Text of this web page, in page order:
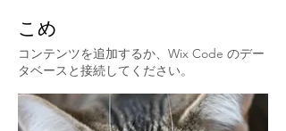
こめ
コンテンツを追加するか、Wix Code のデー
タベースと接続してください。